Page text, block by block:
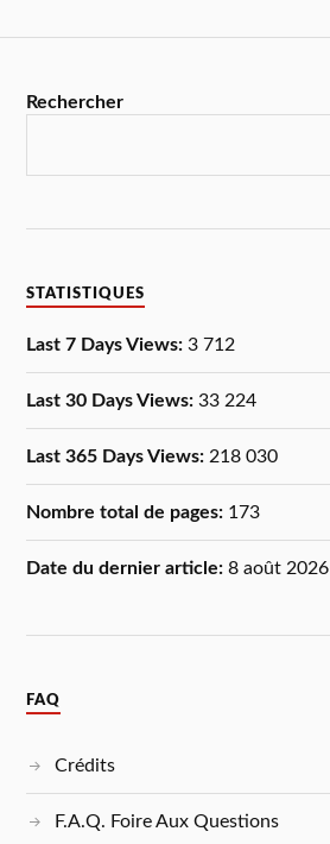
Rechercher
STATISTIQUES
Last 7 Days Views:3 712
Last 30 Days Views:33 224
Last 365 Days Views:218 030
Nombre total de pages: 173
Date du dernier article:8 août 2026
FAQ
Crédits
F.A.Q. Foire Aux Questions